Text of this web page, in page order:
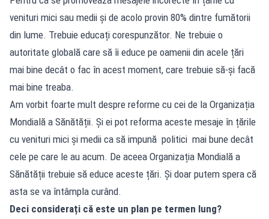
venituri mici sau medii și de acolo provin 80% dintre fumătorii
din lume. Trebuie educați corespunzător. Ne trebuie o
autoritate globală care să îi educe pe oamenii din acele țări
mai bine decât o fac în acest moment, care trebuie să-și facă
mai bine treaba.
Am vorbit foarte mult despre reforme cu cei de la Organizația
Mondială a Sănătății. Și ei pot reforma aceste mesaje în țările
cu venituri mici și medii ca să impună politici mai bune decât
cele pe care le au acum. De aceea Organizația Mondială a
Sănătății trebuie să educe aceste țări. Și doar putem spera că
asta se va întâmpla curând.
Deci considerați că este un plan pe termen lung?